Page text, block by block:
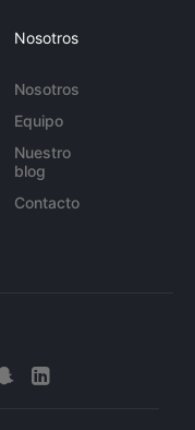
Nosotros
Nosotros
Equipo
Nuestro
blog
Contacto